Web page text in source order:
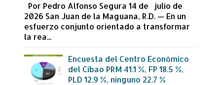
Por Pedro Alfonso Segura 14 de julio de
2026 San Juan de la Maguana, R.D. — En un
esfuerzo conjunto orientado a transformar
la rea...
Encuesta del Centro Económico
del Cibao PRM 41.1 %, FP 18.5 %,
PLD 12.9 %, ninguno 22.7 %